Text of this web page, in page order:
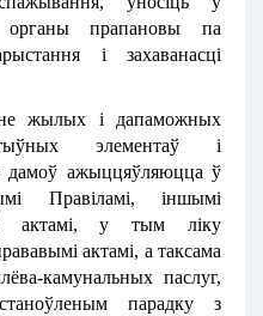
органы прапановы па
і захаванасці
жылых і дапаможных
элементаў і
дамоў ажыццяўляюцца ў
Правіламі, іншымі
актамі, у тым ліку
актамі, а таксама
камунальных паслуг,
парадку з